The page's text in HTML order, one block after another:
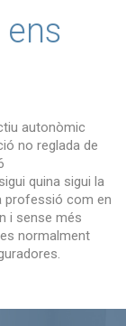
autonòmic
no reglada de
quina sigui la
professió com en
i sense més
normalment